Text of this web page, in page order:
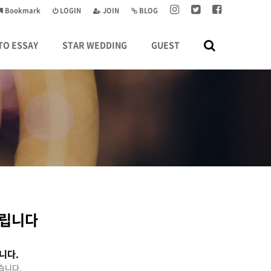
BLOG
JOIN
LOGIN
Bookmark
ESSAY STAR WEDDING GUEST
니다
다.
니다.